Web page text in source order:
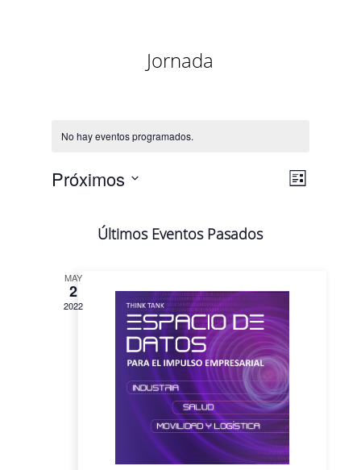
Jornada
No hay eventos programados.
de
Lista
Próximos
Últimos Eventos Pasados
MAY
2
2022